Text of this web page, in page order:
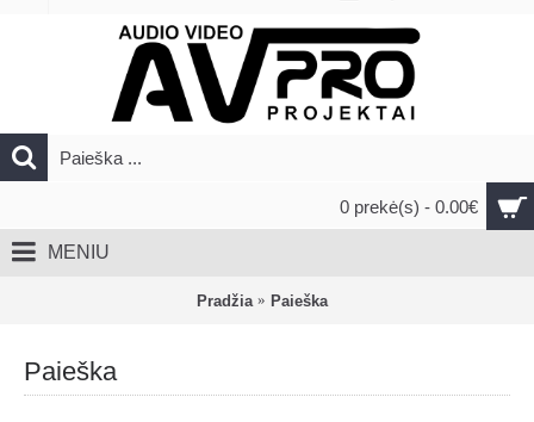
0 prekė(s) - 0.00€
MENIU
Pradžia Paieška
Paieška